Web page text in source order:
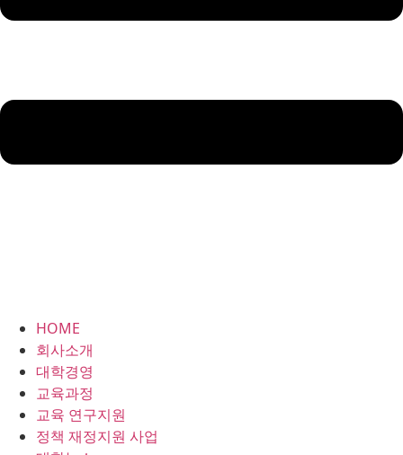
HOME
회사소개
대학경영
교육과정
교육 연구지원
정책 재정지원 사업